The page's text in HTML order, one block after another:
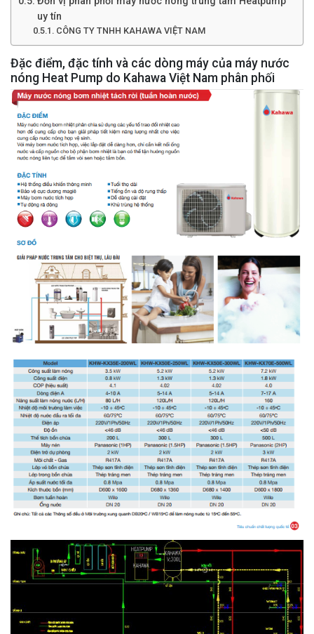
uy tín
CÔNG TY TNHH KAHAWA VIỆT NAM
Đặc điểm, đặc tính và các dòng máy của máy nước
nóng Heat Pump do Kahawa Việt Nam phân phối